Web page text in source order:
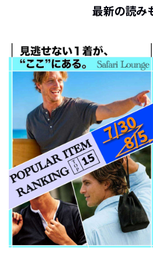
最新の読み